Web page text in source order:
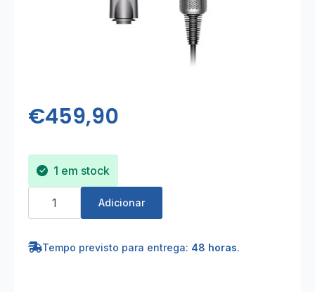
€459,90
1 em stock
Quantidade
Dyson
Nickel/Copper
Adicionar
Tempo previsto para entrega: 48 horas.